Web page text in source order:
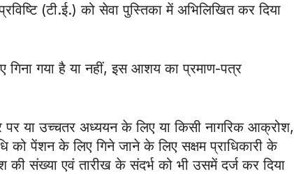
प्रविष्टि (टी.ई.) को सेवा पुस्तिका में अभिलिखित कर दिया
गया है या नहीं, इस आशय का प्रमाण-पत्र
या उच्चतर अध्ययन के लिए या किसी नागरिक आक्रोश,
पेंशन के लिए गिने जाने के लिए सक्षम प्राधिकारी के
संख्या एवं तारीख के संदर्भ को भी उसमें दर्ज कर दिया